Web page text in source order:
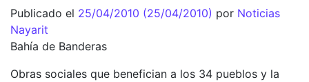
Publicado el 25/04/2010 (25/04/2010) por Noticias
Nayarit
Bahía de Banderas
Obras sociales que benefician a los 34 pueblos y la